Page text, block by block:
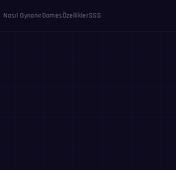
Nasıl OynanırGamesÖzelliklerSSS